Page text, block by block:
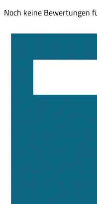
Noch keine Bewertungen